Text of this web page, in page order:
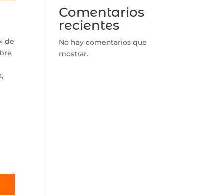
de
Comentarios
recientes
No hay comentarios que
mostrar.